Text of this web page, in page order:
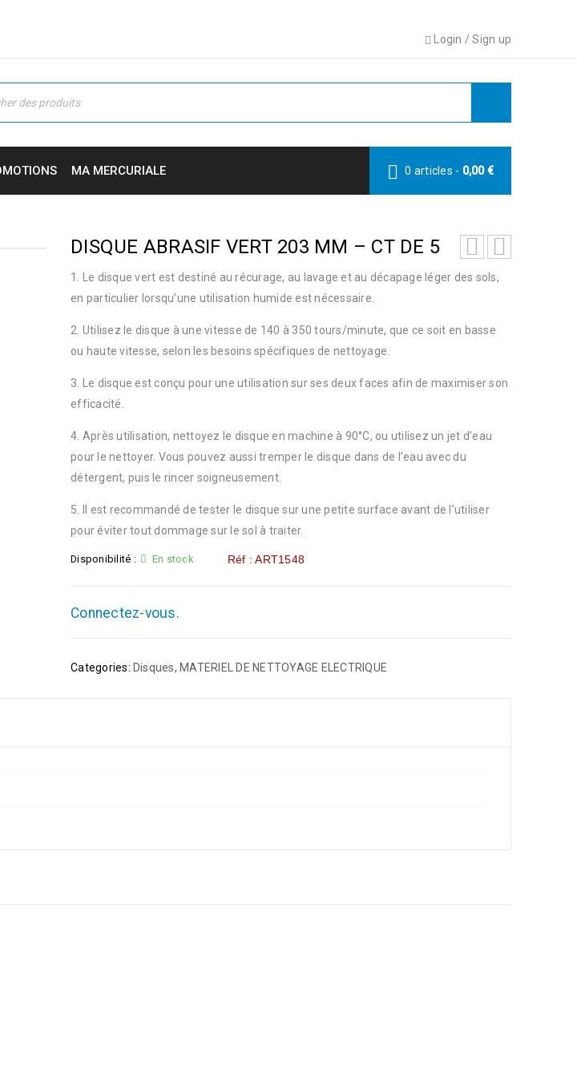
Login /Sign up
MA MERCURIALE 0 articles - 0,00€
DISQUE ABRASIF VERT 203 MM – CT DE 5
1. Le disque vert est destiné au récurage, au lavage et au décapage léger des sols,
en particulier lorsqu’une utilisation humide est nécessaire.
2. Utilisez le disque à une vitesse de 140 à 350 tours/minute, que ce soit en basse
ou haute vitesse, selon les besoins spécifiques de nettoyage.
3. Le disque est conçu pour une utilisation sur ses deux faces afin de maximiser son
efficacité.
4. Après utilisation, nettoyez le disque en machine à 90°C, ou utilisez un jet d’eau
pour le nettoyer. Vous pouvez aussi tremper le disque dans de l’eau avec du
détergent, puis le rincer soigneusement.
5. Il est recommandé de tester le disque sur une petite surface avant de l’utiliser
pour éviter tout dommage sur le sol à traiter.
Disponibilité : En stock Réf : ART1548
Connectez-vous.
Categories: Disques, MATERIEL DE NETTOYAGE ELECTRIQUE